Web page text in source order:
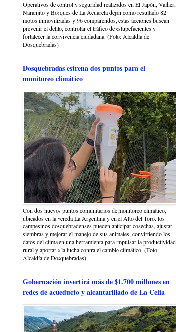
Operativos de control y seguridad realizados en El Japón, Valher,
Naranjito y Bosques de La Acuarela dejan como resultado 82
motos inmovilizadas y 96 comparendos, estas acciones buscan
prevenir el delito, controlar el tráfico de estupefacientes y
fortalecer la convivencia ciudadana. (Foto: Alcaldía de
Dosquebradas)
Dosquebradas estrena dos puntos para el
monitoreo climático
Con dos nuevos puntos comunitarios de monitoreo climático,
ubicados en la vereda La Argentina y en el Alto del Toro, los
campesinos dosquebradenses pueden anticipar cosechas, ajustar
siembras y mejorar el manejo de sus animales, convirtiendo los
datos del clima en una herramienta para impulsar la productividad
rural y aportar a la lucha contra el cambio climático. (Foto:
Alcaldía de Dosquebradas)
Gobernación invertirá más de $1.700 millones en
redes de acueducto y alcantarillado de La Celia